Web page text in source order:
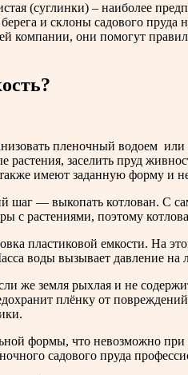
(суглинки) – наиболее
и склоны садового пруда
компании, они помогут
пленочный водоем
заселить пруд
имеют заданную форму и
— выкопать котлован. С
с растениями, поэтому
пластиковой емкости. На
воды вызывает давление
же земля рыхлая и не
плёнку от
формы, что невозможно
садового пруда